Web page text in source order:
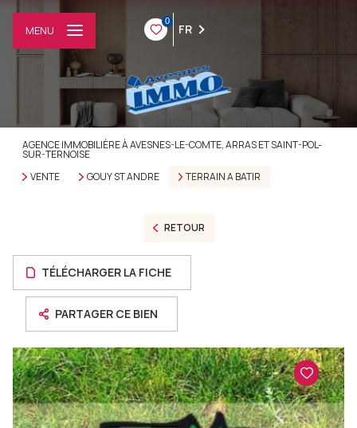
0
FR
MENU
AGENCE IMMOBILIÈRE À AVESNES-LE-COMTE, ARRAS ET SAINT-POL-
SUR-TERNOISE
VENTE
GOUY ST ANDRE TERRAIN A BATIR
RETOUR
TÉLÉCHARGER LA FICHE
PARTAGER CE BIEN